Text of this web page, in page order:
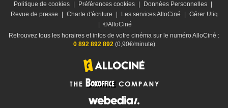
Politique de cookies | Préférences cookies | Données Personnelles |
Revue de presse
| Charte d'écriture | Les services AlloCiné | Gérer Utiq
| ©AlloCiné
Retrouvez tous les horaires et infos de votre cinéma sur le numéro AlloCiné :
0 892 892 892 (0,90€/minute)